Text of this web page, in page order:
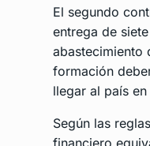
El segundo
entrega de
abastecimiento
formación
llegar al país
Según las